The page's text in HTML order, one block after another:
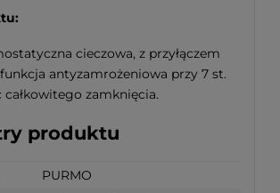
cieczowa, z przyłączem
antyzamrożeniowa przy 7 st.
całkowitego zamknięcia.
produktu
PURMO